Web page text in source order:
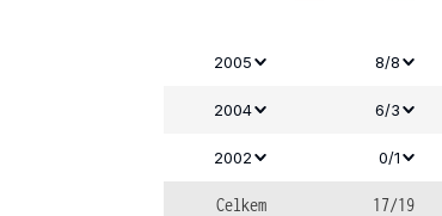
2005 8/8
2004 6/3
2002 0/1
Celkem 17/19